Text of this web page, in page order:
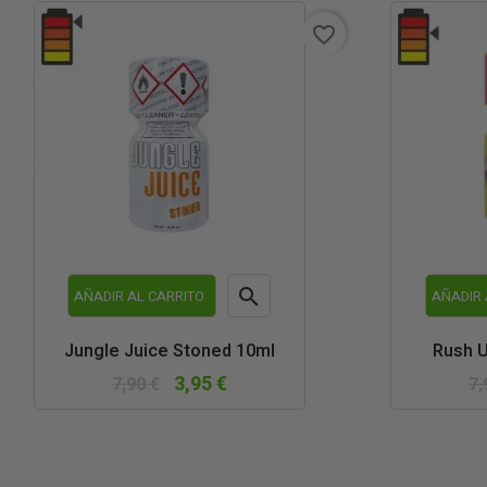
AÑADIR AL CARRITO 
Jungle Juice Stoned 10ml
3,95 €
favorite_border
AÑADIR
Rush